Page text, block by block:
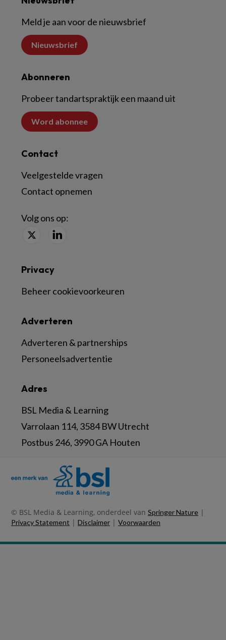
Meld je aan voor de nieuwsbrief
Nieuwsbrief
Abonneren
Probeer tandartspraktijk een maand uit
Word abonnee
Contact
Veelgestelde vragen
Contact opnemen
Volg ons op:
Adres
BSL Media & Learning
Varrolaan 114, 3584 BW Utrecht
Postbus 246, 3990 GA Houten
Adverteren
Adverteren & partnerships
Personeelsadvertentie
Privacy
Beheer cookievoorkeuren
© BSL Media & Learning, onderdeel van Springer Nature |
Privacy Statement | Disclaimer | Voorwaarden